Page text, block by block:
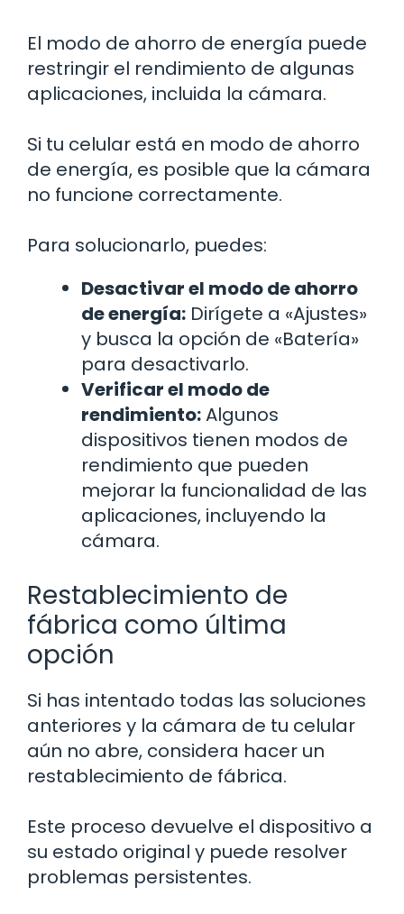
El modo de ahorro de energía puede
restringir el rendimiento de algunas
aplicaciones, incluida la cámara.
Si tu celular está en modo de ahorro
de energía, es posible que la cámara
no funcione correctamente.
Para solucionarlo, puedes:
Desactivar el modo de ahorro
de energía: Dirígete a «Ajustes»
y busca la opción de «Batería»
para desactivarlo.
Verificar el modo de
rendimiento:Algunos
dispositivos tienen modos de
rendimiento que pueden
mejorar la funcionalidad de las
aplicaciones, incluyendo la
cámara.
Restablecimiento de
fábrica como última
opción
Si has intentado todas las soluciones
anteriores y la cámara de tu celular
aún no abre, considera hacer un
restablecimiento de fábrica.
Este proceso devuelve el dispositivo a
su estado original y puede resolver
problemas persistentes.